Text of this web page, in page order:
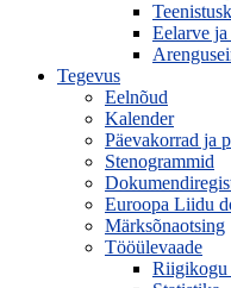
Eelarve ja
Tegevus
Eelnõud
Kalender
Päevakorrad ja
Stenogrammid
Euroopa Liidu
Märksõnaotsing
Tööülevaade
Riigikogu